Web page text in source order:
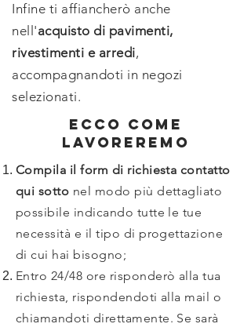
Infine ti affiancherò anche
nell'acquisto di pavimenti,
rivestimenti e arredi,
accompagnandoti in negozi
selezionati.
ecco come
lavoreremo
Compila il form di richiesta contatto
qui sotto nel modo più dettagliato
possibile indicando tutte le tue
necessità e il tipo di progettazione
di cui hai bisogno;
Entro 24/48 ore risponderò alla tua
richiesta, rispondendoti alla mail o
chiamandoti direttamente. Se sarà